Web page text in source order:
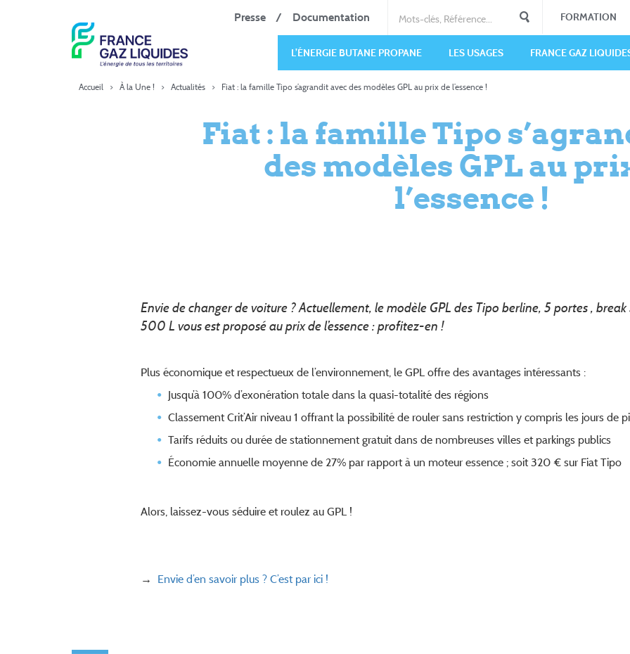
FORMATION
Presse Documentation
L’ÉNERGIE BUTANE PROPANE LES USAGES FRANCE GAZ
Accueil > À la Une ! > Actualités > Fiat : la famille Tipo s’agrandit avec des modèles GPL au prix de l’essence !
Fiat : la famille Tipo
des modèles GPL au
l’essence !
Envie de changer de voiture ? Actuellement, le modèle GPL des Tipo berline, 5 portes ,
500 L vous est proposé au prix de l’essence : profitez-en !
Plus économique et respectueux de l’environnement, le GPL offre des avantages intéressants :
Jusqu’à 100% d’exonération totale dans la quasi-totalité des régions
Classement Crit’Air niveau 1 offrant la possibilité de rouler sans restriction y compris les jours de
Tarifs réduits ou durée de stationnement gratuit dans de nombreuses villes et parkings publics
Économie annuelle moyenne de 27% par rapport à un moteur essence ; soit 320 € sur Fiat Tipo
Alors, laissez-vous séduire et roulez au GPL !
→ Envie d’en savoir plus ? C’est par ici !